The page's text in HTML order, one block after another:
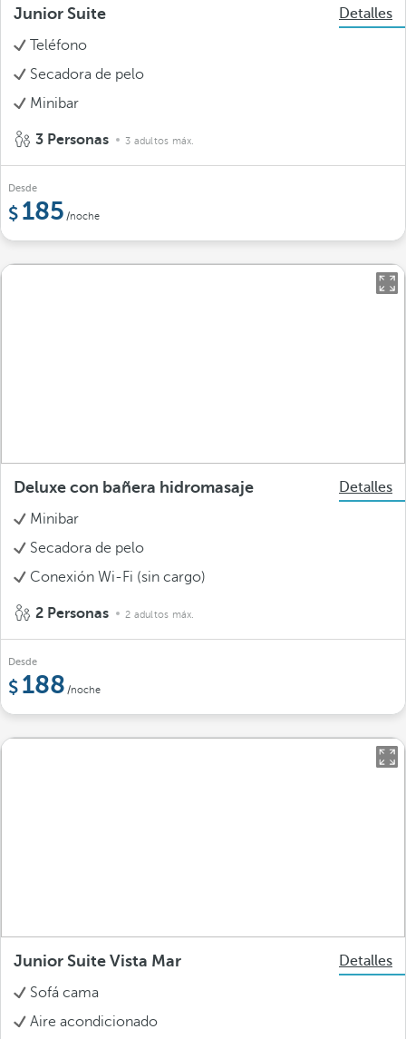
Junior Suite
Detalles
Teléfono
Secadora de pelo
Minibar
3 Personas 3 adultos máx.
Desde
185 /noche
Deluxe con bañera hidromasaje
Detalles
Minibar
Secadora de pelo
Conexión Wi-Fi (sin cargo)
2 Personas 2 adultos máx.
Desde
188 /noche
Junior Suite Vista Mar
Detalles
Sofá cama
Aire acondicionado